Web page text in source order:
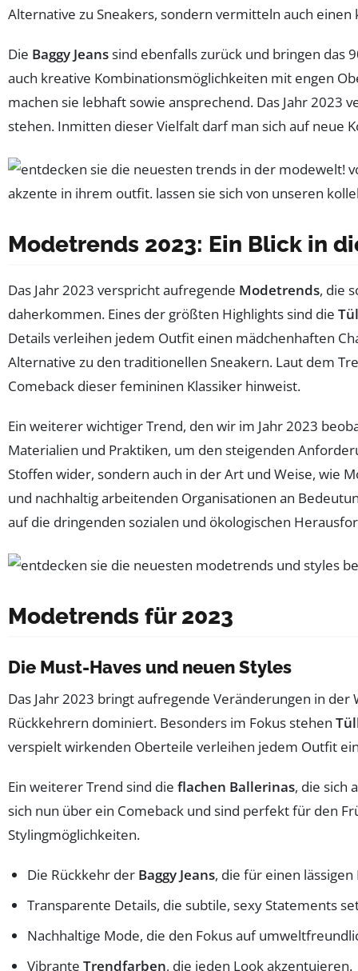
Alternative zu Sneakers, sondern vermitteln auch einen
Die Baggy Jeanssind ebenfalls zurück und bringen das
auch kreative Kombinationsmöglichkeiten mit engen
machen sie lebhaft sowie ansprechend. Das Jahr
stehen. Inmitten dieser Vielfalt darf man sich auf neue
Modetrends 2023: Ein Blick in
Das Jahr 2023 verspricht aufregende Modetrends, die
daherkommen. Eines der größten Highlights sind die
Details verleihen jedem Outfit einen mädchenhaften
Alternative zu den traditionellen Sneakern. Laut dem
Comeback dieser femininen Klassiker hinweist.
Ein weiterer wichtiger Trend, den wir im Jahr 2023
Materialien und Praktiken, um den steigenden
Stoffen wider, sondern auch in der Art und Weise, wie
und nachhaltig arbeitenden Organisationen an
auf die dringenden sozialen und ökologischen
Modetrends für 2023
Die Must-Haves und neuen Styles
Das Jahr 2023 bringt aufregende Veränderungen in
Rückkehrern dominiert. Besonders im Fokus stehen
verspielt wirkenden Oberteile verleihen jedem Outfit
Ein weiterer Trend sind die flachen Ballerinas, die sich
sich nun über ein Comeback und sind perfekt für den
Stylingmöglichkeiten.
Die Rückkehr der Baggy Jeans, die für einen
Transparente Details, die subtile, sexy Statements
Nachhaltige Mode, die den Fokus auf
Vibrante Trendfarben, die jeden Look akzentuieren.